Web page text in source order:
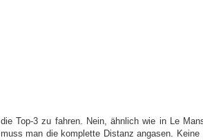
die Top-3 zu fahren. Nein, ähnlich wie in Le
muss man die komplette Distanz angasen. Keine